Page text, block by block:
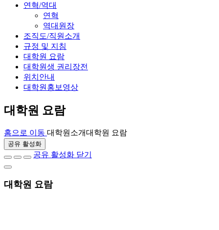
연혁/역대
연혁
역대원장
조직도/직원소개
규정 및 지침
대학원 요람
대학원생 권리장전
위치안내
대학원홍보영상
대학원 요람
홈으로 이동 대학원소개대학원 요람
공유 활성화
공유 활성화 닫기
대학원 요람